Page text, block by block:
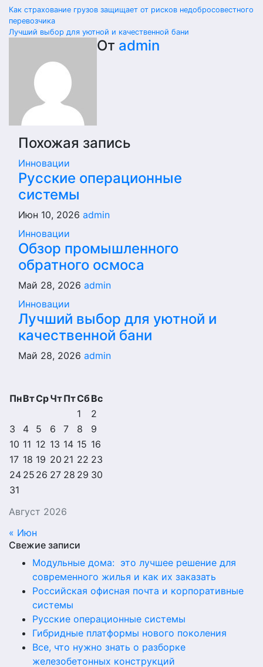
Как страхование грузов защищает от рисков недобросовестного
перевозчика
Лучший выбор для уютной и качественной бани
От admin
Похожая запись
Инновации
Русские операционные
системы
Июн 10, 2026 admin
Инновации
Обзор промышленного
обратного осмоса
Май 28, 2026 admin
Инновации
Лучший выбор для уютной и
качественной бани
Май 28, 2026 admin
Август 2026
ПнВтСрЧтПтСбВс
1
2
3
4 5 6 7 8
9
10 11 12 13 14 15 16
17 18 19 20 21 22 23
24 25 26 27 28 29 30
31
« Июн
Свежие записи
Модульные дома: это лучшее решение для
современного жилья и как их заказать
Российская офисная почта и корпоративные
системы
Русские операционные системы
Гибридные платформы нового поколения
Все, что нужно знать о разборке
железобетонных конструкций